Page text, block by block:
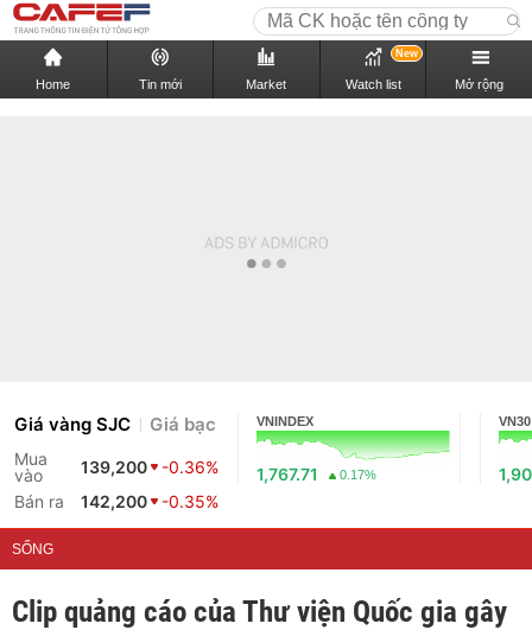
Home Tin mới Market Watch list
New
Mở rộng
Giá vàng SJC Giá bạc
Mua
vào
139,200
-0.36%
Bán ra
142,200 -0.35%
VNINDEX
1,767.71 0.17%
VN30
SỐNG
Clip quảng cáo của Thư viện Quốc gia gây